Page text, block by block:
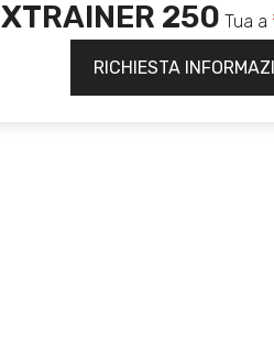
XTRAINER 250 Tua a
RICHIESTA